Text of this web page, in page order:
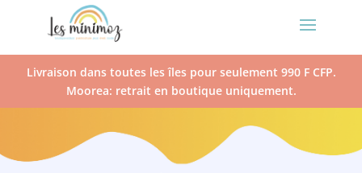
Livraison dans toutes les îles pour seulement 990 F CFP.
Moorea: retrait en boutique uniquement.